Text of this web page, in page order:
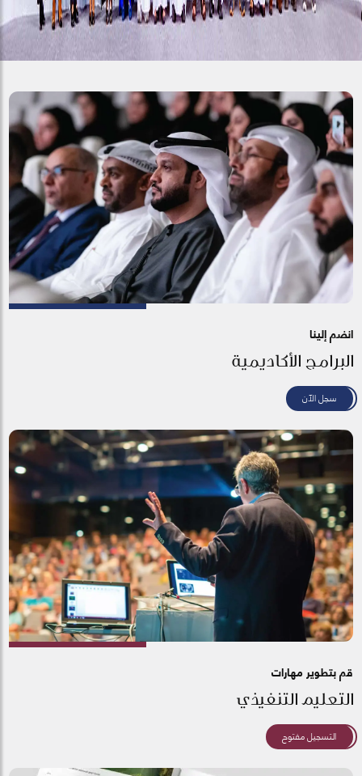
انضم إلينا
البرامج الأكاديمية
سجل الآن
قم بتطوير مهارات
التعليم التنفيذي
التسجيل مفتوح